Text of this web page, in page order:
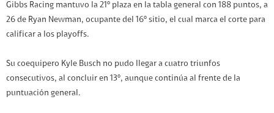
Gibbs Racing mantuvo la 21º plaza en la tabla general con 188 puntos, a
26 de Ryan Newman, ocupante del 16º sitio, el cual marca el corte para
calificar a los playoffs.
Su coequipero Kyle Busch no pudo llegar a cuatro triunfos
consecutivos, al concluir en 13º, aunque continúa al frente de la
puntuación general.